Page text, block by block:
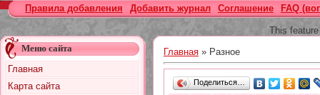
№116 2019
Burda Örgü dergisi №2 2019
Loopy Mango Knitting: 34
Fashionable Pieces You Can
Make in a Day
Craft Stamper - January 2020
Правила добавления
Добавить журнал Соглашение FAQ
This
Меню сайта
Главная
Карта сайта
Главная » Разное
Поделиться…